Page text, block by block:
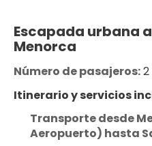
Escapada urbana
Menorca
Número de pasajeros:
Itinerario y servicios
Transporte desde
Aeropuerto) hasta